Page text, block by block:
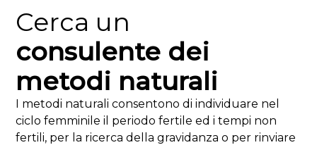
Cerca un
consulente dei
metodi naturali
I metodi naturali consentono di individuare nel
ciclo femminile il periodo fertile ed i tempi non
fertili, per la ricerca della gravidanza o per rinviare